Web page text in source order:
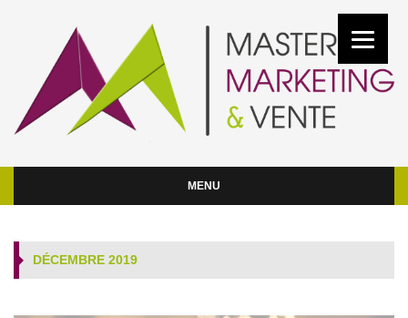
MENU
DÉCEMBRE 2019